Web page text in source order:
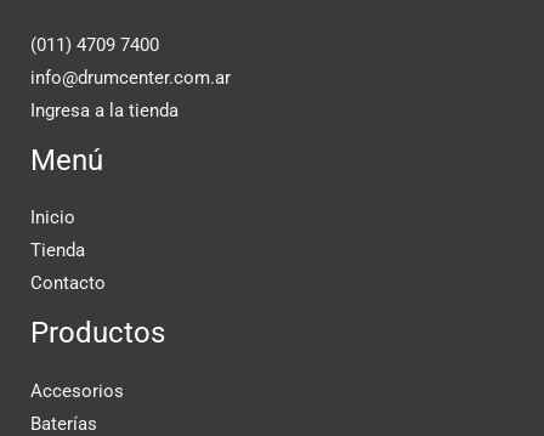
(011) 4709 7400
info@drumcenter.com.ar
Ingresa a la tienda
Menú
Inicio
Tienda
Contacto
Productos
Accesorios
Baterías